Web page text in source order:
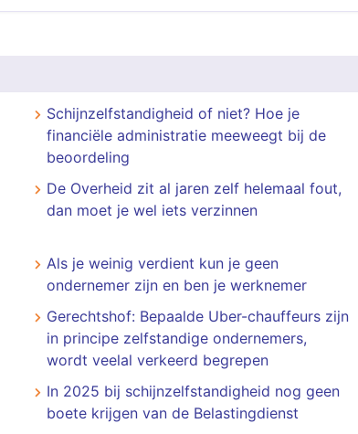
Schijnzelfstandigheid of niet? Hoe je
financiële administratie meeweegt bij de
beoordeling
De Overheid zit al jaren zelf helemaal fout,
dan moet je wel iets verzinnen
Als je weinig verdient kun je geen
ondernemer zijn en ben je werknemer
Gerechtshof: Bepaalde Uber-chauffeurs zijn
in principe zelfstandige ondernemers,
wordt veelal verkeerd begrepen
In 2025 bij schijnzelfstandigheid nog geen
boete krijgen van de Belastingdienst